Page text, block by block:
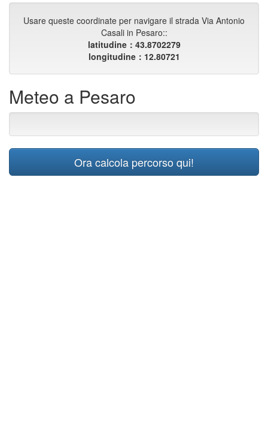
Usare queste coordinate per navigare il strada Via Antonio
Casali in Pesaro::
latitudine：43.8702279
longitudine：12.80721
Meteo a Pesaro
Ora calcola percorso qui!